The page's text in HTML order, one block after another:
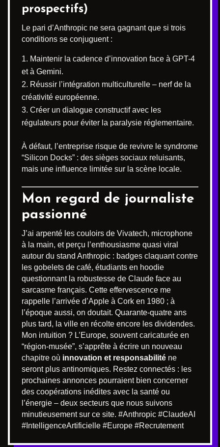
prospectifs)
Le pari d’Anthropic ne sera gagnant que si trois
conditions se conjuguent :
Maintenir la cadence d’innovation face à GPT-4
et à Gemini.
Réussir l’intégration multiculturelle – nerf de la
créativité européenne.
Créer un dialogue constructif avec les
régulateurs pour éviter la paralysie réglementaire.
À défaut, l’entreprise risque de revivre le syndrome
“Silicon Docks” : des sièges sociaux reluisants,
mais une influence limitée sur la scène locale.
Mon regard de journaliste
passionné
J’ai arpenté les couloirs de Vivatech, microphone
à la main, et perçu l’enthousiasme quasi viral
autour du stand Anthropic : badges claquant contre
les gobelets de café, étudiants en hoodie
questionnant la robustesse de Claude face au
sarcasme français. Cette effervescence me
rappelle l’arrivée d’Apple à Cork en 1980 ; à
l’époque aussi, on doutait. Quarante-quatre ans
plus tard, la ville en récolte encore les dividendes.
Mon intuition ? L’Europe, souvent caricaturée en
“région-musée”, s’apprête à écrire un nouveau
chapitre où innovation et responsabilité ne
seront plus antinomiques. Restez connectés : les
prochaines annonces pourraient bien concerner
des coopérations inédites avec la santé ou
l’énergie – deux secteurs que nous suivons
minutieusement sur ce site. #Anthropic #ClaudeAI
#IntelligenceArtificielle #Europe #Recrutement